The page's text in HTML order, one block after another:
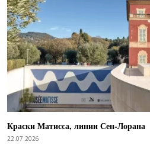
Краски Матисса, линии Сен-Лорана
22.07.2026